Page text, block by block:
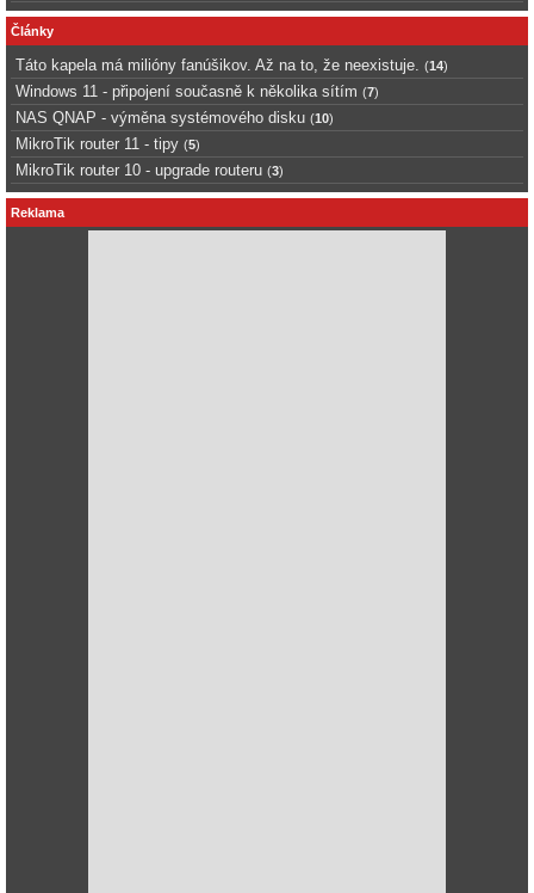
Články
Táto kapela má milióny fanúšikov. Až na to, že neexistuje. (14)
Windows 11 - připojení současně k několika sítím (7)
NAS QNAP - výměna systémového disku (10)
MikroTik router 11 - tipy (5)
MikroTik router 10 - upgrade routeru (3)
Reklama